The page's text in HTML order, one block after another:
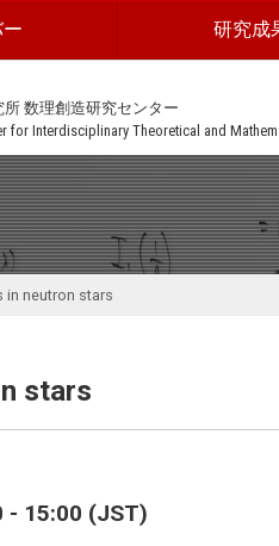
研究成
数理創造研究センター
for Interdisciplinary Theoretical and
in neutron stars
stars
- 15:00 (JST)